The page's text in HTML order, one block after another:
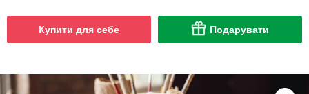
Купити для себе Подарувати